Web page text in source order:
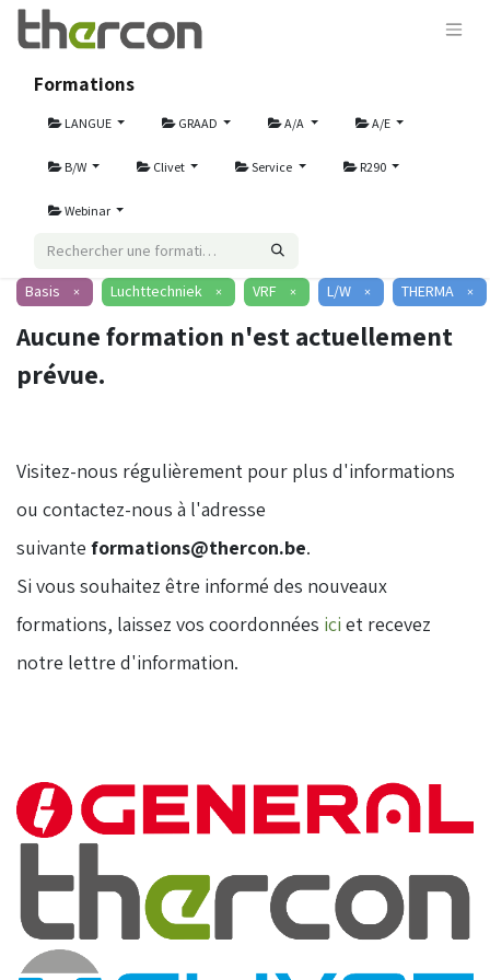
Formations
LANGUE GRAAD A/A A/E
B/W Clivet Service R290
Webinar
Basis × Luchttechniek × VRF × L/W × THERMA ×
Aucune formation n'est actuellement
prévue.
Visitez-nous régulièrement pour plus d'informations
ou contactez-nous à l'adresse
suivante formations@thercon.be.
​Si vous souhaitez être informé des nouveaux
formations, laissez vos coordonnées ici et recevez
notre lettre d'information.